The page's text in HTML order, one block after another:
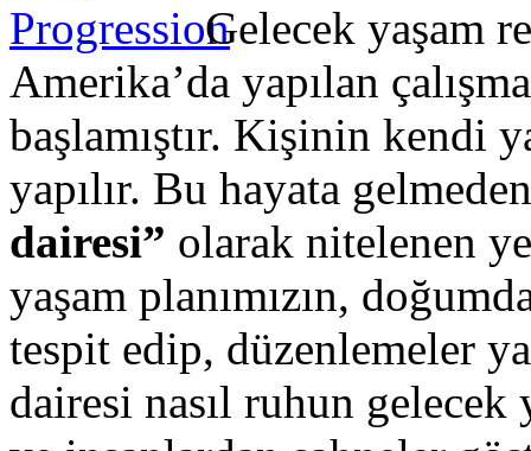
Gelecek yaşam
Amerika’da yapılan
başlamıştır. Kişinin kendi
yapılır. Bu hayata
dairesi” olarak nitelenen
yaşam planımızın,
tespit edip, düzenlemeler
dairesi nasıl ruhun gelecek